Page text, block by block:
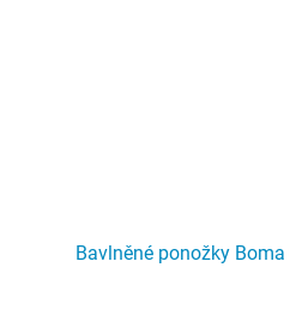
Bavlněné ponožky